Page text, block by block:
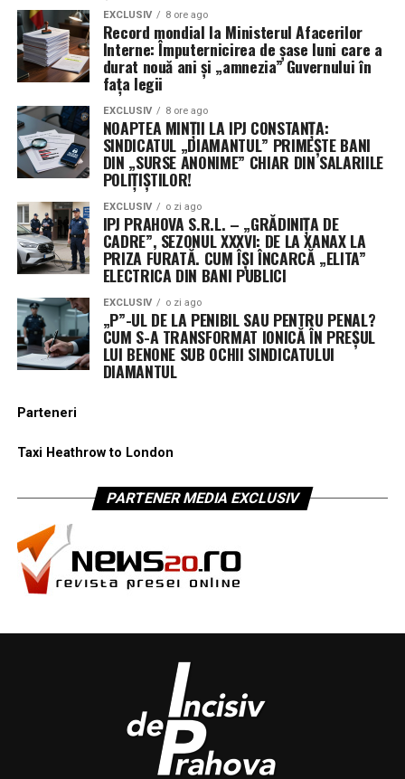
EXCLUSIV 8 ore ago
Record mondial la Ministerul Afacerilor
Interne: Împuternicirea de șase luni care a
durat nouă ani și „amnezia” Guvernului în
fața legii
EXCLUSIV 8 ore ago
NOAPTEA MINȚII LA IPJ CONSTANȚA:
SINDICATUL „DIAMANTUL” PRIMEȘTE BANI
DIN „SURSE ANONIME” CHIAR DIN SALARIILE
POLIȚIȘTILOR!
EXCLUSIV o zi ago
IPJ PRAHOVA S.R.L. – „GRĂDINIȚA DE
CADRE”, SEZONUL XXXVI: DE LA XANAX LA
PRIZA FURATĂ. CUM ÎȘI ÎNCARCĂ „ELITA”
ELECTRICA DIN BANI PUBLICI
EXCLUSIV o zi ago
„P”-UL DE LA PENIBIL SAU PENTRU PENAL?
CUM S-A TRANSFORMAT IONICĂ ÎN PREȘUL
LUI BENONE SUB OCHII SINDICATULUI
DIAMANTUL
Parteneri
Taxi Heathrow to London
PARTENER MEDIA EXCLUSIV